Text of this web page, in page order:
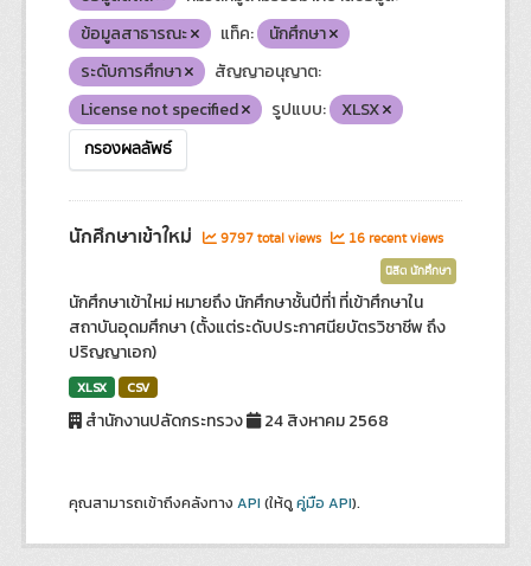
ข้อมูลสาธารณะ
แท็ค:
นักศึกษา
ระดับการศึกษา
สัญญาอนุญาต:
License not specified
รูปแบบ: XLSX
กรองผลลัพธ์
นักศึกษาเข้าใหม่ 9797 total views 16 recent views
นิสิต นักศึกษา
นักศึกษาเข้าใหม่ หมายถึง นักศึกษาชั้นปีที่1 ที่เข้าศึกษาใน
สถาบันอุดมศึกษา (ตั้งแต่ระดับประกาศนียบัตรวิชาชีพ ถึง
ปริญญาเอก)
XLSX CSV
สำนักงานปลัดกระทรวง 24 สิงหาคม 2568
คุณสามารถเข้าถึงคลังทางAPI (ให้ดูคู่มือ API).